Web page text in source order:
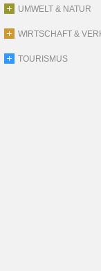
UMWELT & NATUR
WIRTSCHAFT &
TOURISMUS